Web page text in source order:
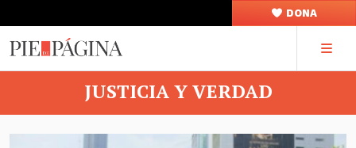
DONA
JUSTICIA Y VERDAD